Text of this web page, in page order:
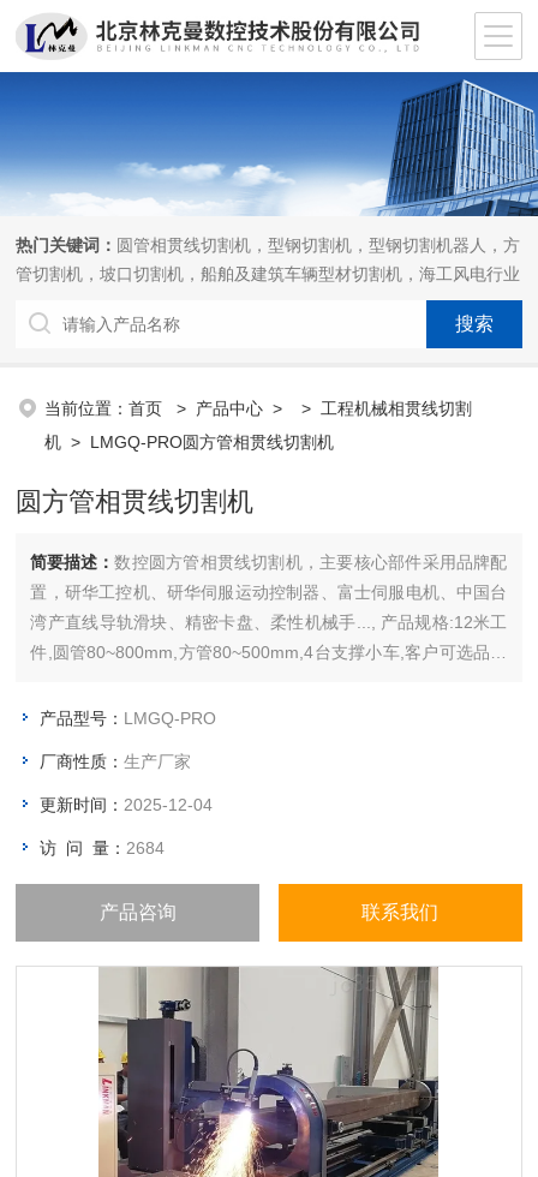
热门关键词： 圆管相贯线切割机，型钢切割机，型钢切割机器人，方
管切割机，坡口切割机，船舶及建筑车辆型材切割机，海工风电行业
当前位置：首页 > 产品中心 > > 工程机械相贯线切割
机 > LMGQ-PRO圆方管相贯线切割机
圆方管相贯线切割机
简要描述：数控圆方管相贯线切割机，主要核心部件采用品牌配
置，研华工控机、研华伺服运动控制器、富士伺服电机、中国台
湾产直线导轨滑块、精密卡盘、柔性机械手..., 产品规格:12米工
件,圆管80~800mm,方管80~500mm,4台支撑小车,客户可选品牌
产品型号： LMGQ-PRO
厂商性质：生产厂家
更新时间： 2025-12-04
访 问 量： 2684
产品咨询 联系我们